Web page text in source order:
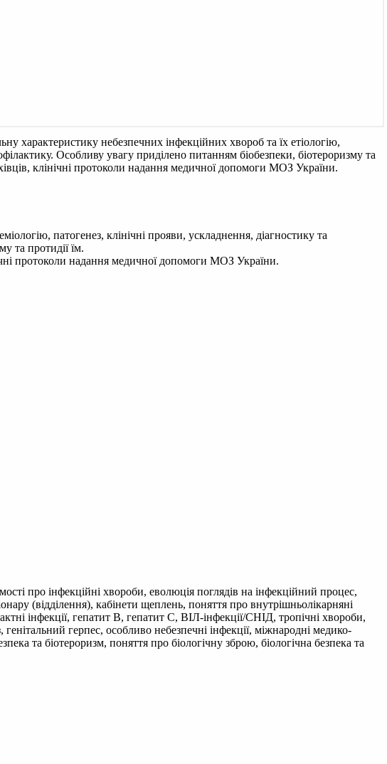
характеристику небезпечних інфекційних хвороб та їх етіологію,
Особливу увагу приділено питанням біобезпеки, біотероризму та
клінічні протоколи надання медичної допомоги МОЗ України.
патогенез, клінічні прояви, ускладнення, діагностику та
та протидії їм.
протоколи надання медичної допомоги МОЗ України.
про інфекційні хвороби, еволюція поглядів на інфекційний процес,
(відділення), кабінети щеплень, поняття про внутрішньолікарняні
інфекції, гепатит B, гепатит C, ВІЛ-інфекції/СНІД, тропічні хвороби,
герпес, особливо небезпечні інфекції, міжнародні медико-
та біотероризм, поняття про біологічну зброю, біологічна безпека та